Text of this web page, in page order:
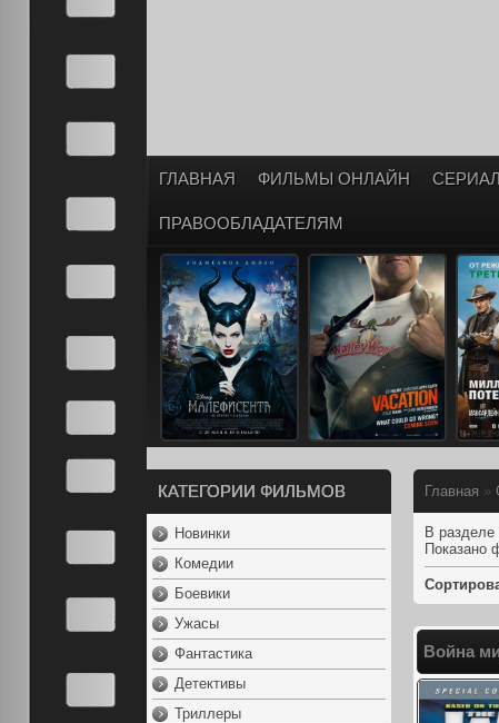
ГЛАВНАЯ ФИЛЬМЫ ОНЛАЙН
ПРАВООБЛАДАТЕЛЯМ
КАТЕГОРИИ ФИЛЬМОВ
Новинки
Комедии
Боевики
Ужасы
Фантастика
Детективы
Триллеры
Главная »
В
Показано
Война